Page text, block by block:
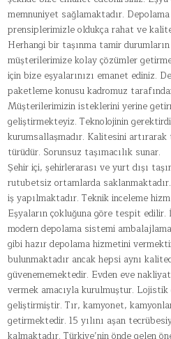
memnuniyet sağlamaktadır.
prensiplerimizle oldukça rahat ve
Herhangi bir taşınma tamir
müşterilerimize kolay çözümler
için bize eşyalarınızı emanet ediniz.
paketleme konusu kadromuz
Müşterilerimizin isteklerini yerine
geliştirmekteyiz. Teknolojinin
kurumsallaşmadır. Kalitesini
türüdür. Sorunsuz taşımacılık sunar.
Şehir içi, şehirlerarası ve yurt dışı
rutubetsiz ortamlarda
iş yapılmaktadır. Teknik inceleme
Eşyaların çokluğuna göre tespit
modern depolama sistemi
gibi hazır depolama hizmetini
bulunmaktadır ancak hepsi aynı
güvenememektedir. Evden eve
vermek amacıyla kurulmuştur.
geliştirmiştir. Tır, kamyonet,
getirmektedir. 15 yılını aşan